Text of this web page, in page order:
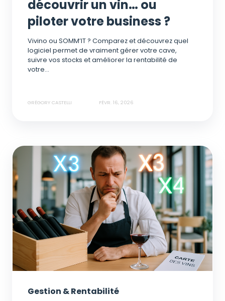
découvrir un vin… ou
piloter votre business ?
Vivino ou SOMM’IT ? Comparez et découvrez quel
logiciel permet de vraiment gérer votre cave,
suivre vos stocks et améliorer la rentabilité de
votre...
GRÉGORY CASTELLI FÉVR. 16, 2026
Gestion & Rentabilité